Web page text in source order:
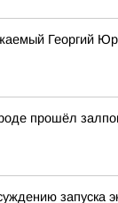
Георгий
прошёл
запуска